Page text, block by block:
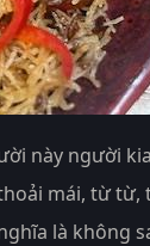
này người
mái, từ từ,
là không